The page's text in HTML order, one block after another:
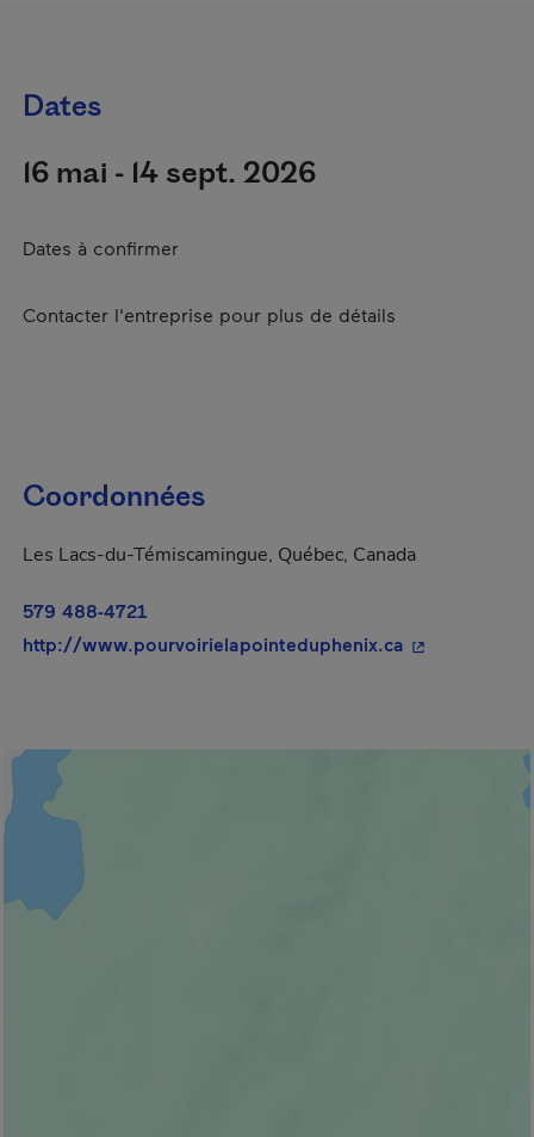
Dates
16 mai - 14 sept. 2026
Dates à confirmer
Contacter l'entreprise pour plus de détails
Coordonnées
Les Lacs-du-Témiscamingue, Québec, Canada
579 488-4721
http://www.pourvoirielapointeduphenix.ca - Cet